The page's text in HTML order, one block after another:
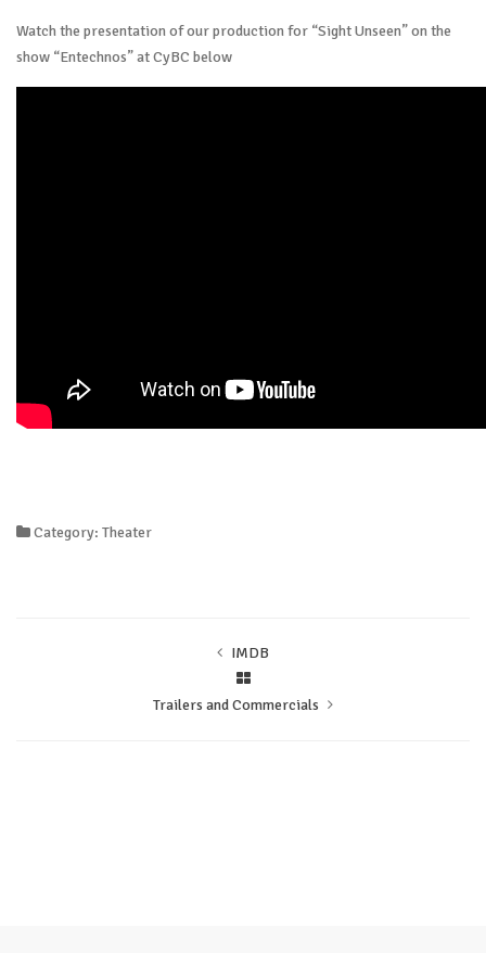
Watch the presentation of our production for “Sight Unseen” on the
show “Entechnos” at CyBC below
Category: Theater
IMDB
Trailers and Commercials